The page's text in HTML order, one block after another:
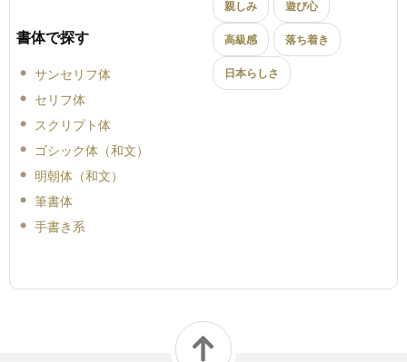
書体で探す
サンセリフ体
セリフ体
スクリプト体
ゴシック体（和文）
明朝体（和文）
筆書体
手書き系
親しみ 遊び心
高級感 落ち着き
日本らしさ